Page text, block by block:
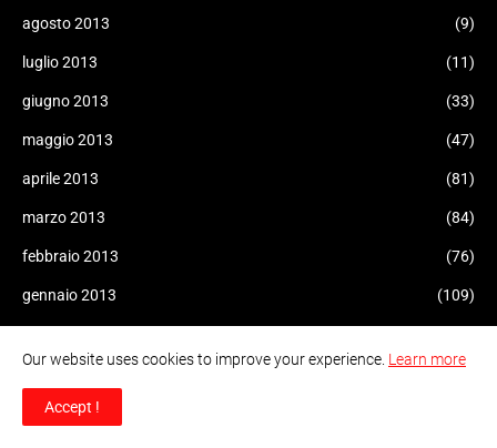
agosto 2013 (9)
luglio 2013 (11)
giugno 2013 (33)
maggio 2013 (47)
aprile 2013 (81)
marzo 2013 (84)
febbraio 2013 (76)
gennaio 2013 (109)
(72)
ottobre 2012
Our website uses cookies to improve your experience. Learn more
Accept !